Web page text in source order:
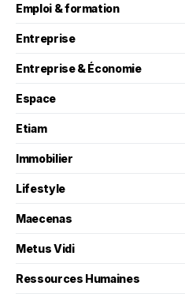
Emploi & formation
Entreprise
Entreprise & Économie
Espace
Etiam
Immobilier
Lifestyle
Maecenas
Metus Vidi
Ressources Humaines